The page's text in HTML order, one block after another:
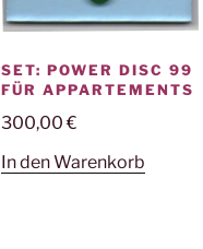
SET: POWER DISC 99
FÜR APPARTEMENTS
300,00€
In den Warenkorb